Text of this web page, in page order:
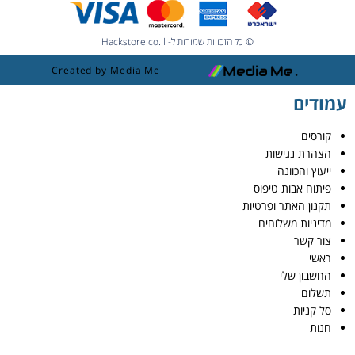
© כל הזכויות שמורות ל- Hackstore.co.il
Created by Media Me
עמודים
קורסים
הצהרת נגישות
ייעוץ והכוונה
פיתוח אבות טיפוס
תקנון האתר ופרטיות
מדיניות משלוחים
צור קשר
ראשי
החשבון שלי
תשלום
סל קניות
חנות